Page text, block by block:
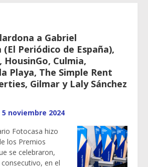
a Gabriel
Periódico de España),
Culmia,
Playa, The Simple Rent
Gilmar y Laly Sánchez
5 noviembre 2024
Fotocasa hizo
los Premios
se celebraron,
en el